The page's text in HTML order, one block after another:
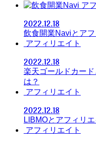
ア
2022.12.18
飲食開業Naviとア
アフィリエイト
2022.12.18
楽天ゴールドカー
は？
アフィリエイト
2022.12.18
LIBMOとアフィリ
アフィリエイト